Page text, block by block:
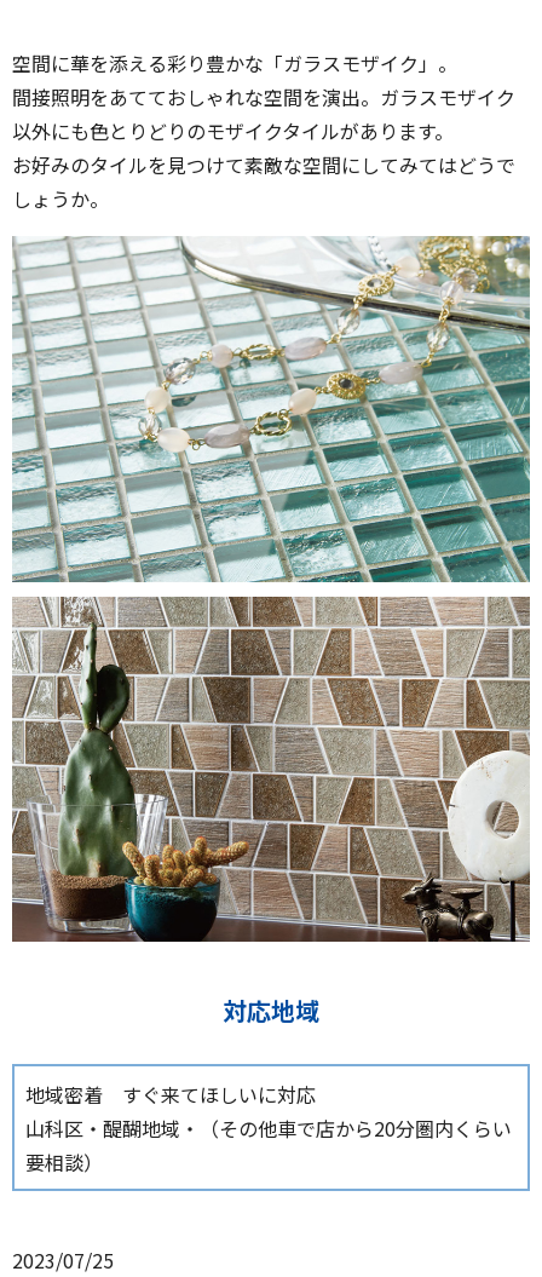
空間に華を添える彩り豊かな「ガラスモザイク」。
間接照明をあてておしゃれな空間を演出。ガラスモザイク
以外にも色とりどりのモザイクタイルがあります。
お好みのタイルを見つけて素敵な空間にしてみてはどうで
しょうか。
対応地域
地域密着 すぐ来てほしいに対応
山科区・醍醐地域・（その他車で店から20分圏内くらい
要相談）
2023/07/25